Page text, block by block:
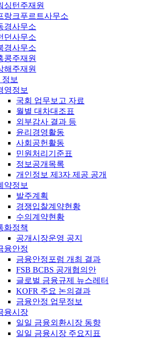
싱턴주재원
랑크푸르트사무소
경사무소
던사무소
경사무소
콩주재원
해주재원
보
영정보
국회 업무보고 자료
월별 대차대조표
외부감사 결과 등
윤리경영활동
사회공헌활동
민원처리기준표
정보공개목록
개인정보 제3자 제공 공개
약정보
발주계획
경쟁입찰계약현황
수의계약현황
화정책
공개시장운영 공지
융안정
금융안정포럼 개최 결과
FSB BCBS 공개협의안
글로벌 금융규제 뉴스레터
KOFR 주요 논의결과
금융안정 업무정보
융시장
일일 금융외환시장 동향
일일 금융시장 주요지표